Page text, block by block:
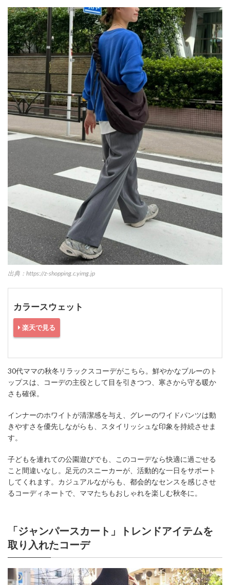
出典：https://z-shopping.c.yimg.jp
カラースウェット
楽天で見る
30代ママの秋冬リラックスコーデがこちら。鮮やかなブルーのト
ップスは、コーデの主役として目を引きつつ、寒さから守る暖か
さも確保。
インナーのホワイトが清潔感を与え、グレーのワイドパンツは動
きやすさを優先しながらも、スタイリッシュな印象を持続させま
す。
子どもを連れての公園遊びでも、このコーデなら快適に過ごせる
こと間違いなし。足元のスニーカーが、活動的な一日をサポート
してくれます。カジュアルながらも、都会的なセンスを感じさせ
るコーディネートで、ママたちもおしゃれを楽しむ秋冬に。
「ジャンパースカート」トレンドアイテムを
取り入れたコーデ